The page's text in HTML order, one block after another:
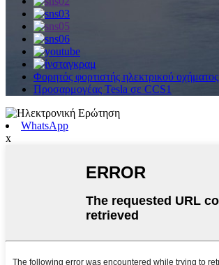
Φορητός φορτιστής ηλεκτρικού οχήματος
Προσαρμογέας Tesla σε CCS1
WhatsApp
x